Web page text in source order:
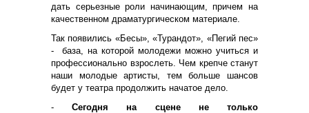
дать серьезные роли начинающим, причем на
качественном драматургическом материале.
Так появились «Бесы», «Турандот», «Пегий пес»
- база, на которой молодежи можно учиться и
профессионально взрослеть. Чем крепче станут
наши молодые артисты, тем больше шансов
будет у театра продолжить начатое дело.
-Сегодня на сцене не только